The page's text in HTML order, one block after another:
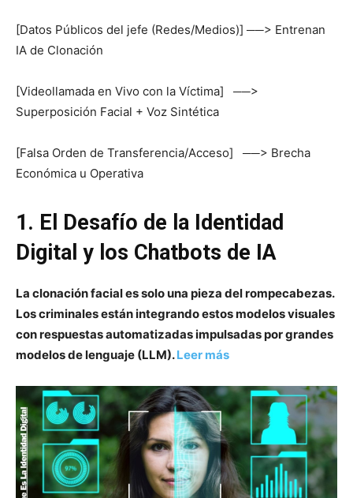
[Datos Públicos del jefe (Redes/Medios)] ──> Entrenan
IA de Clonación
[Videollamada en Vivo con la Víctima] ──>
Superposición Facial + Voz Sintética
[Falsa Orden de Transferencia/Acceso] ──> Brecha
Económica u Operativa
1. El Desafío de la Identidad
Digital y los Chatbots de IA
La clonación facial es solo una pieza del rompecabezas.
Los criminales están integrando estos modelos visuales
con respuestas automatizadas impulsadas por grandes
modelos de lenguaje (LLM).Leer más